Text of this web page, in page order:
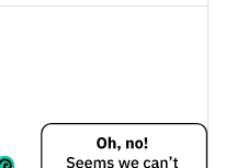
0.17%
$0.0018775957